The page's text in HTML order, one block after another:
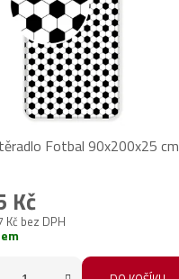
Fotbal 90x200x25 cm
Kč bez DPH
Kč